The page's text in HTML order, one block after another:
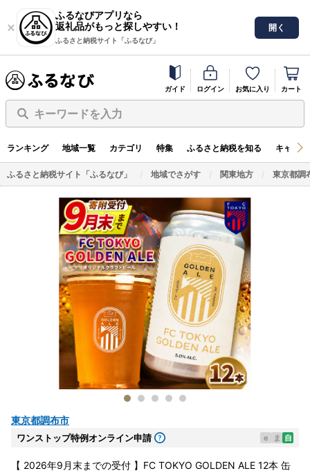
ふるなびアプリなら
返礼品がもっと探しやすい！
ふるさと納税サイト「ふるなび」
開く
ガイド ログイン お気に入り カート
キーワードを入力
ランキング 地域一覧 カテゴリ 特集 ふるさと納税を知る キャン
ふるさと納税サイト「ふるなび」 地域でさがす 関東地方 東京都調
東京都調布市
ワンストップ特例オンライン申請 e ま 自
【 2026年9月末までの受付 】FC TOKYO GOLDEN ALE 12本 缶